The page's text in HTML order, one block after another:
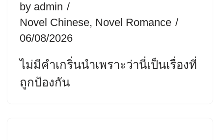
by admin
Novel Chinese, Novel Romance
06/08/2026
ไม่มีคำเกริ่นนำเพราะว่านี่เป็นเรื่องที่
ถูกป้องกัน